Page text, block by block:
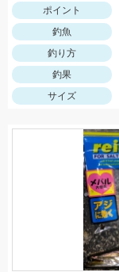
ポイント
釣魚
釣り方
釣果
サイズ